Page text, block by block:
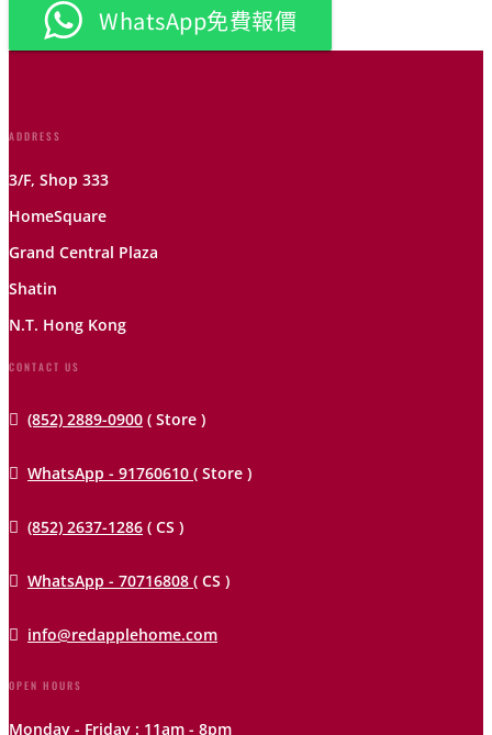
WhatsApp免費報價
ADDRESS
3/F, Shop 333
HomeSquare
Grand Central Plaza
Shatin
N.T. Hong Kong
CONTACT US
 (852) 2889-0900 ( Store )
 WhatsApp - 91760610 ( Store )
 (852) 2637-1286 ( CS )
 WhatsApp - 70716808 ( CS )
 info@redapplehome.com
OPEN HOURS
Monday - Friday : 11am - 8pm